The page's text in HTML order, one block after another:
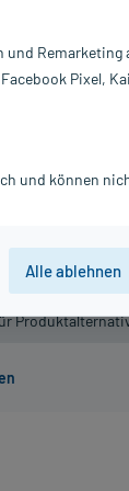
innerhalb D.
ist momentan
Remarketing
Pixel,
und können
Alle ablehnen